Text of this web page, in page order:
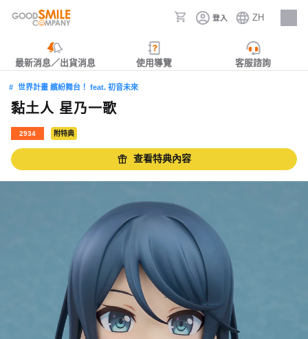
登入 ZH
人才招募
最新消息／出貨消息 使用導覽 客服諮詢
世界計畫 繽紛舞台！ feat. 初音未來
黏土人 星乃一歌
2934 附特典
查看特典內容